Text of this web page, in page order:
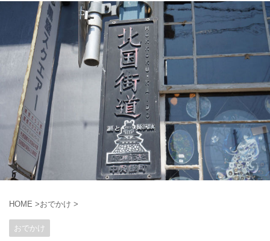
HOME >おでかけ >
おでかけ